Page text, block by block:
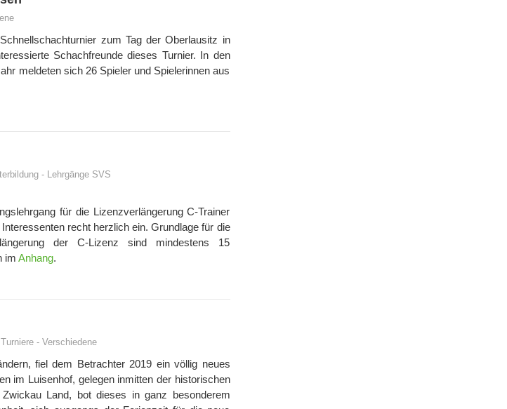
zum Tag der Oberlausitz in
Schachfreunde dieses Turnier. In den
meldeten sich 26 Spieler und Spielerinnen aus
- Lehrgänge SVS
für die Lizenzverlängerung C-Trainer
recht herzlich ein. Grundlage für die
der C-Lizenz sind mindestens 15
im Anhang.
Turniere - Verschiedene
fiel dem Betrachter 2019 ein völlig neues
im Luisenhof, gelegen inmitten der historischen
Land, bot dieses in ganz besonderem